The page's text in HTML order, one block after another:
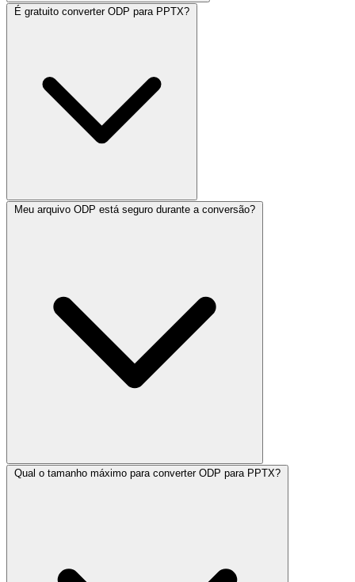
É gratuito converter ODP para PPTX?
Meu arquivo ODP está seguro durante a conversão?
Qual o tamanho máximo para converter ODP para PPTX?